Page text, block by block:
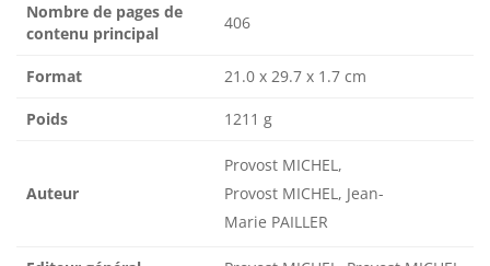
Nombre de pages de
contenu principal
406
Format 21.0 x 29.7 x 1.7 cm
Poids 1211 g
Auteur
Provost MICHEL,
Provost MICHEL, Jean-
Marie PAILLER